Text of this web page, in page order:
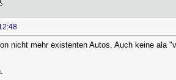
nicht mehr existenten Autos. Auch keine ala